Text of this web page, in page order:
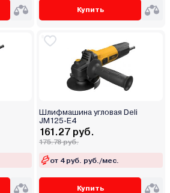
Купить
Шлифмашина угловая Deli
JM125-E4
161.27 руб.
175.78 руб.
от 4 руб. руб./мес.
Купить